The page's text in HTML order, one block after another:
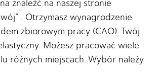
znaleźć na naszej stronie
. Otrzymasz wynagrodzenie
zbiorowym pracy (CAO). Twój
Możesz pracować wiele
różnych miejscach. Wybór należy